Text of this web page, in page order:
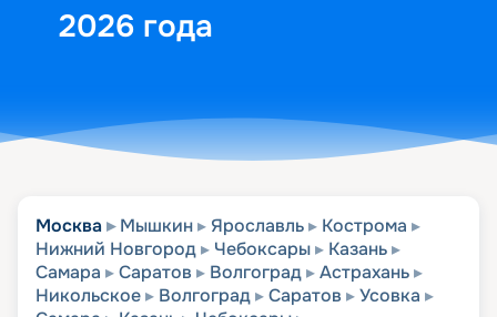
2026 года
Москва Мышкин Ярославль
Кострома
Нижний Новгород
Чебоксары
Казань
Самара
Саратов Волгоград
Астрахань
Никольское
Волгоград Саратов
Усовка